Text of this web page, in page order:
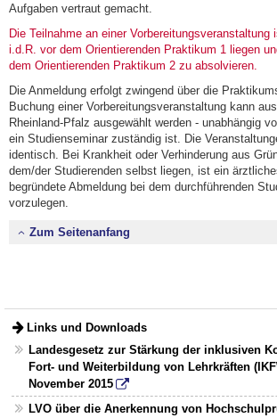
Aufgaben vertraut gemacht.
Die Teilnahme an einer
i.d.R. vor dem Orientierenden Praktikum 1 liegen
dem Orientierenden Praktikum 2 zu absolvieren.
Die Anmeldung erfolgt zwingend über die
Buchung einer Vorbereitungsveranstaltung kann
Rheinland-Pfalz ausgewählt werden - unabhängig
ein Studienseminar zuständig ist. Die
identisch. Bei Krankheit oder Verhinderung aus
dem/der Studierenden selbst liegen, ist ein
begründete Abmeldung bei dem durchführenden
vorzulegen.
Zum Seitenanfang
Links und Downloads
Landesgesetz zur Stärkung der inklusiven
Fort- und Weiterbildung von Lehrkräften
November 2015
LVO über die Anerkennung von